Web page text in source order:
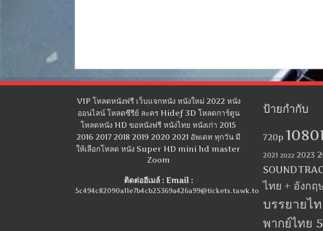
VIP โหลดหนังฟรี เว็บแจกหนัง หนังใหม่ 2022 หนัง
ออนไลน์ โหลดซีรีย์ ละคร Hidef 3D โหลดการ์ตูน
โหลดหนัง HD ขอหนังฟรี หนังไทย หนังเก่า 2015
2016 2017 2018 2019 2020 2021 อัพเดท ทุกวัน มี
ให้เลือกโหลด หนัง Super HD mini hd master
Zoom
ติดต่ออีเมล์ : Email :
5c494c82090a11e7b4cb25369a426a99@tickets.tawk.to
ป้ายกำกับ
720p
2021 2022 2023
ไทย + อังกฤ
บรรยายไ
พากย์ไทย